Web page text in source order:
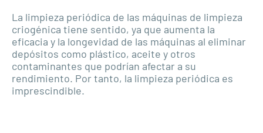
La limpieza periódica de las máquinas de limpieza
criogénica tiene sentido, ya que aumenta la
eficacia y la longevidad de las máquinas al eliminar
depósitos como plástico, aceite y otros
contaminantes que podrían afectar a su
rendimiento. Por tanto, la limpieza periódica es
imprescindible.